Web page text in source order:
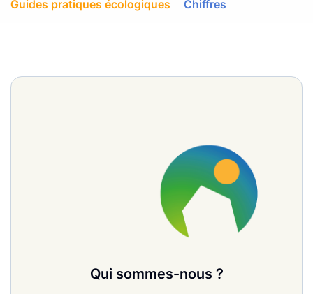
Guides pratiques écologiques
Chiffres
Qui sommes-nous ?